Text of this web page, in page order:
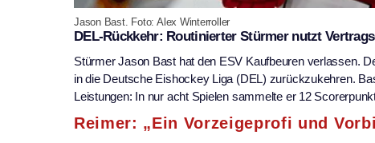
Jason Bast. Foto: Alex Winterroller
DEL-Rückkehr: Routinierter Stürmer nutzt
Stürmer Jason Bast hat den ESV Kaufbeuren verlassen.
in die Deutsche Eishockey Liga (DEL) zurückzukehren.
Leistungen: In nur acht Spielen sammelte er 12
Reimer: „Ein Vorzeigeprofi und